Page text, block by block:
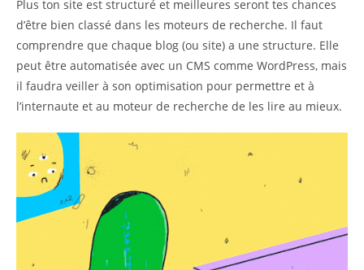
Plus ton site est structuré et meilleures seront tes chances
d’être bien classé dans les moteurs de recherche. Il faut
comprendre que chaque blog (ou site) a une structure. Elle
peut être automatisée avec un CMS comme WordPress, mais
il faudra veiller à son optimisation pour permettre et à
l’internaute et au moteur de recherche de les lire au mieux.